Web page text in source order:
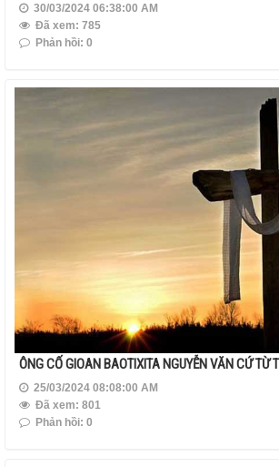
30/03/2024 06:38:00 AM
Đã xem: 785
Phản hồi: 0
ÔNG CỐ GIOAN BAOTIXITA NGUYỄN VĂN CỨ TỪ
25/03/2024 08:08:00 AM
Đã xem: 801
Phản hồi: 0